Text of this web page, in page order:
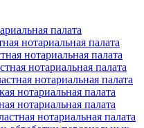
палата
нотариальная палата
нотариальная палата
нотариальная палата
нотариальная палата
нотариальная палата
нотариальная палата
нотариальная палата